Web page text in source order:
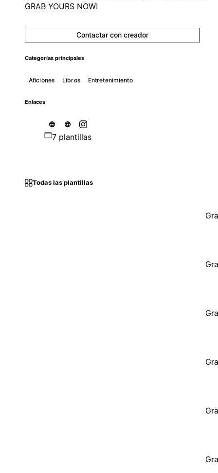
GRAB YOURS NOW!
Contactar con creador
Categorías principales
Aficiones Libros Entretenimiento
Enlaces
7 plantillas
Todas las plantillas